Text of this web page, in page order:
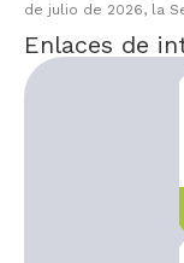
de julio de 2026, la
Enlaces de